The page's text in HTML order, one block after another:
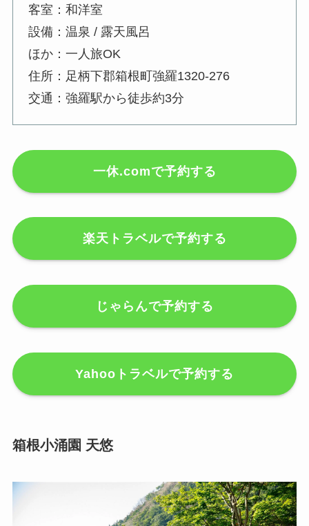
客室：和洋室
設備：温泉 / 露天風呂
ほか：一人旅OK
住所：足柄下郡箱根町強羅1320-276
交通：強羅駅から徒歩約3分
一休.comで予約する
楽天トラベルで予約する
じゃらんで予約する
Yahooトラベルで予約する
箱根小涌園 天悠